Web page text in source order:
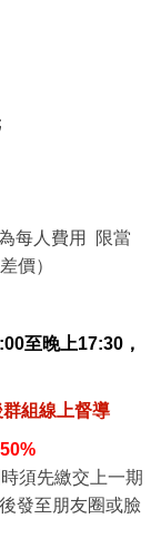
為每人費用 限當
價）
至晚上17:30，
組線上督導
須先繳交上一期
發至朋友圈或臉